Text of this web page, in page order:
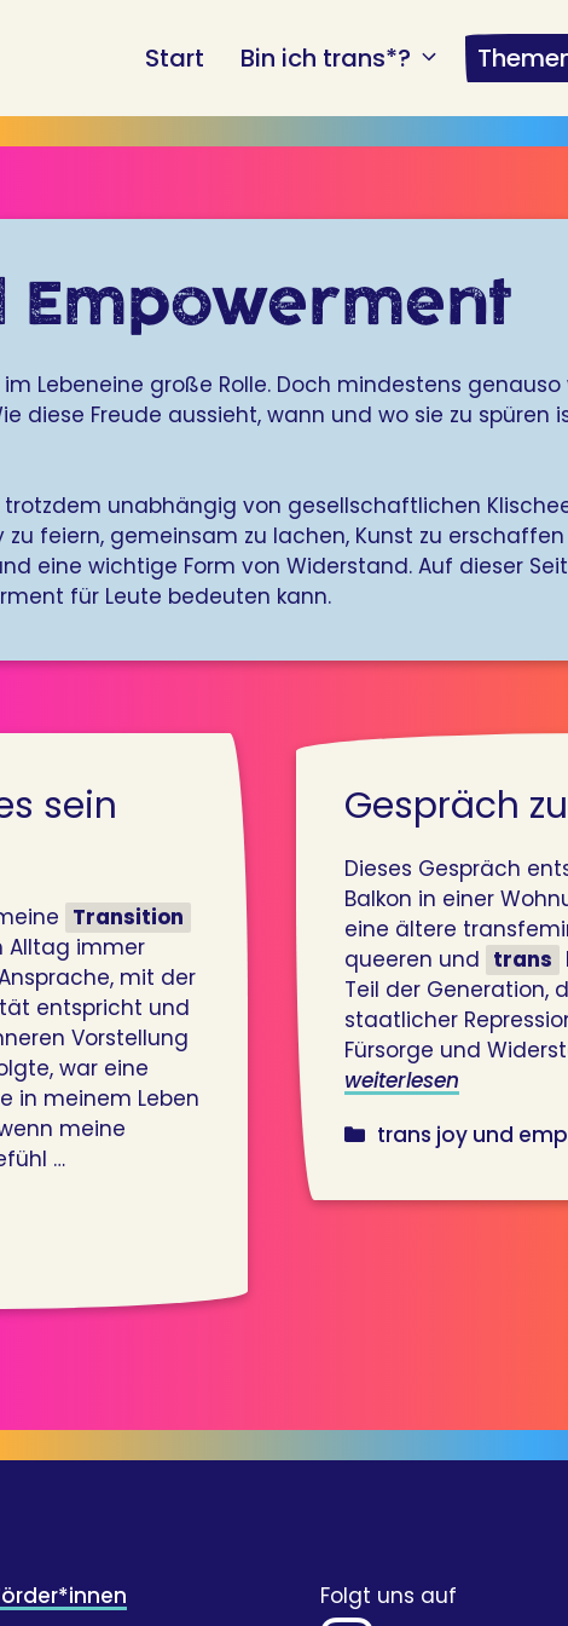
Start Bin ich trans*?
Empowerment
Lebeneine große Rolle. Doch mindestens
diese Freude aussieht, wann und wo sie zu
unabhängig von gesellschaftlichen
zu feiern, gemeinsam zu lachen, Kunst zu
eine wichtige Form von Widerstand. Auf dieser
für Leute bedeuten kann.
sein
Transition
Alltag immer
mit der
entspricht und
Vorstellung
war eine
in meinem Leben
meine
…
Gespräch
Dieses Gespräch
Balkon in einer
eine ältere
queeren und trans
Teil der Generation,
staatlicher
Fürsorge und
weiterlesen
kategorien
trans joy und
Folgt uns auf